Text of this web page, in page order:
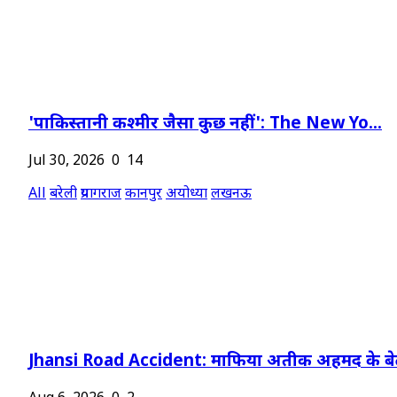
'पाकिस्तानी कश्मीर जैसा कुछ नहीं': The New Yo...
Jul 30, 2026 0 14
Allबरेलीप्रयागराजकानपुरअयोध्यालखनऊ
Jhansi Road Accident: माफिया अतीक अहमद के